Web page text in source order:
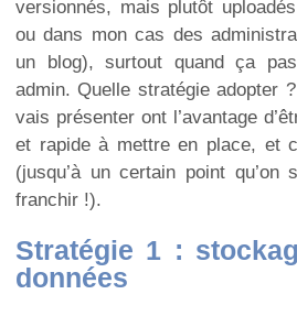
versionnés, mais plutôt
ou dans mon cas des
un blog), surtout quand ça
admin. Quelle stratégie adopter
vais présenter ont l’avantage
et rapide à mettre en place, et
(jusqu’à un certain point qu’on
franchir !).
Stratégie 1 :
données